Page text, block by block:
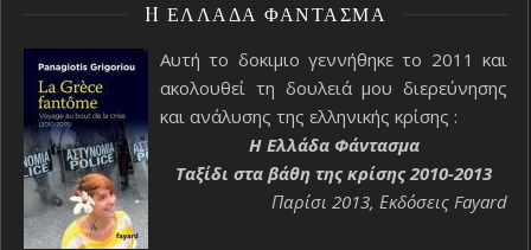
H ΕΛΛΆΔΑ ΦΆΝΤΑΣΜΑ
Αυτή το δοκιμιο γεννήθηκε το 2011 και
ακολουθεί τη δουλειά μου διερεύνησης
και ανάλυσης της ελληνικής κρίσης :
H Ελλάδα Φάντασμα
Ταξίδι στα βάθη της κρίσης 2010-2013
Παρίσι 2013, Εκδόσεις Fayard